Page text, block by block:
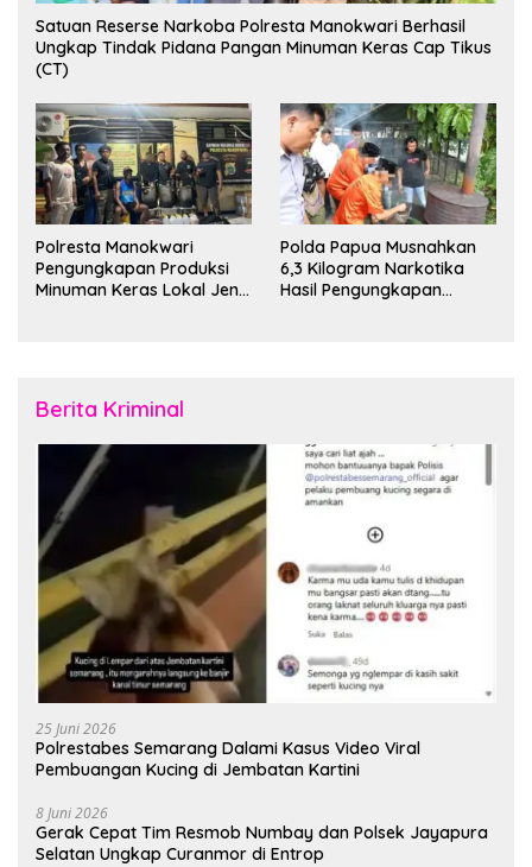
Satuan Reserse Narkoba Polresta Manokwari Berhasil
Ungkap Tindak Pidana Pangan Minuman Keras Cap Tikus
(CT)
Polresta Manokwari
Pengungkapan Produksi
Minuman Keras Lokal Jenis
Polda Papua Musnahkan
6,3 Kilogram Narkotika
Hasil Pengungkapan
Berita Kriminal
25 Juni 2026
Polrestabes Semarang Dalami Kasus Video Viral
Pembuangan Kucing di Jembatan Kartini
8 Juni 2026
Gerak Cepat Tim Resmob Numbay dan Polsek Jayapura
Selatan Ungkap Curanmor di Entrop